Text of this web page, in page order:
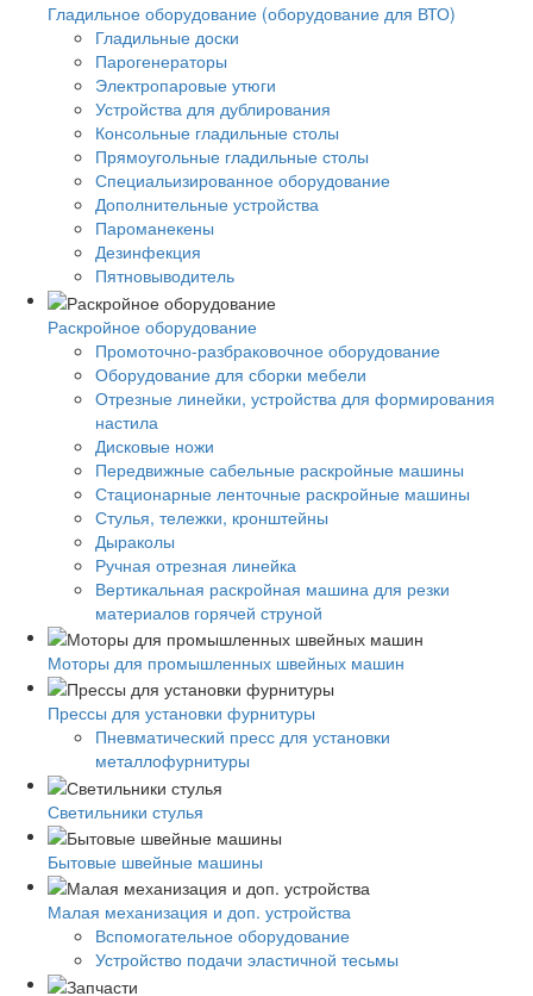
Гладильное оборудование (оборудование для ВТО)
Гладильные доски
Парогенераторы
Электропаровые утюги
Устройства для дублирования
Консольные гладильные столы
Прямоугольные гладильные столы
Специальизированное оборудование
Дополнительные устройства
Пароманекены
Дезинфекция
Пятновыводитель
Раскройное оборудование
Промоточно-разбраковочное оборудование
Оборудование для сборки мебели
Отрезные линейки, устройства для формирования
настила
Дисковые ножи
Передвижные сабельные раскройные машины
Стационарные ленточные раскройные машины
Стулья, тележки, кронштейны
Дыраколы
Ручная отрезная линейка
Вертикальная раскройная машина для резки
материалов горячей струной
Моторы для промышленных швейных машин
Прессы для установки фурнитуры
Пневматический пресс для установки
металлофурнитуры
Светильники стулья
Бытовые швейные машины
Малая механизация и доп. устройства
Вспомогательное оборудование
Устройство подачи эластичной тесьмы